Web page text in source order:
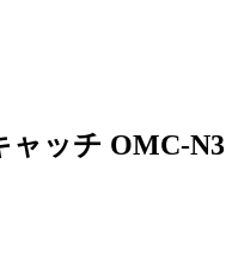
ャッチ OMC-N3